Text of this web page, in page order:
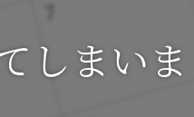
しまい